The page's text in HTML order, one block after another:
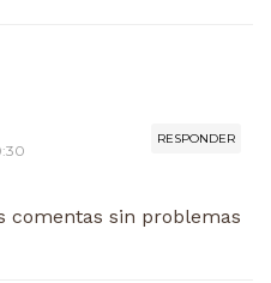
RESPONDER
comentas sin problemas